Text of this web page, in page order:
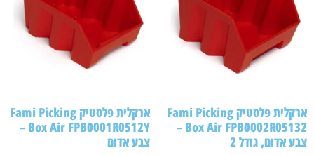
ארקלית פלסטיק Fami Picking
Box Air FPB0002R05132 –
צבע אדום, גודל 2
ארקלית פלסטיק Fami Picking
Box Air FPB0001R0512Y –
צבע אדום